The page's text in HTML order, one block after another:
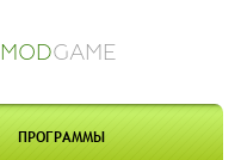
MODGAME
ПРОГРАММЫ